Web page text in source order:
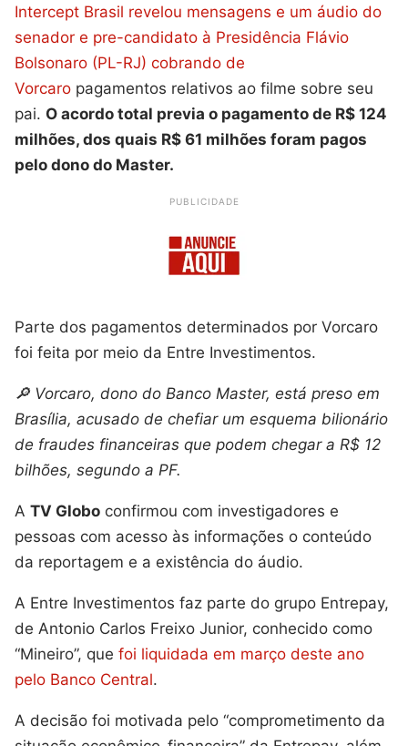
Intercept Brasil revelou mensagens e um áudio do
senador e pre-candidato à Presidência Flávio
Bolsonaro (PL-RJ) cobrando de
Vorcaro pagamentos relativos ao filme sobre seu
pai. O acordo total previa o pagamento de R$ 124
milhões, dos quais R$ 61 milhões foram pagos
pelo dono do Master.
PUBLICIDADE
Parte dos pagamentos determinados por Vorcaro
foi feita por meio da Entre Investimentos.
🔎 Vorcaro, dono do Banco Master, está preso em
Brasília, acusado de chefiar um esquema bilionário
de fraudes financeiras que podem chegar a R$ 12
bilhões, segundo a PF.
A TV Globo confirmou com investigadores e
pessoas com acesso às informações o conteúdo
da reportagem e a existência do áudio.
A Entre Investimentos faz parte do grupo Entrepay,
de Antonio Carlos Freixo Junior, conhecido como
“Mineiro”, que foi liquidada em março deste ano
pelo Banco Central.
A decisão foi motivada pelo “comprometimento da